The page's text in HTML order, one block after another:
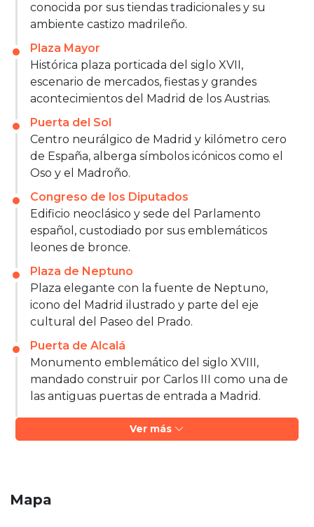
conocida por sus tiendas tradicionales y su
ambiente castizo madrileño.
Plaza Mayor
Histórica plaza porticada del siglo XVII,
escenario de mercados, fiestas y grandes
acontecimientos del Madrid de los Austrias.
Puerta del Sol
Centro neurálgico de Madrid y kilómetro cero
de España, alberga símbolos icónicos como el
Oso y el Madroño.
Congreso de los Diputados
Edificio neoclásico y sede del Parlamento
español, custodiado por sus emblemáticos
leones de bronce.
Plaza de Neptuno
Plaza elegante con la fuente de Neptuno,
icono del Madrid ilustrado y parte del eje
cultural del Paseo del Prado.
Puerta de Alcalá
Monumento emblemático del siglo XVIII,
mandado construir por Carlos III como una de
las antiguas puertas de entrada a Madrid.
Ver más
Mapa